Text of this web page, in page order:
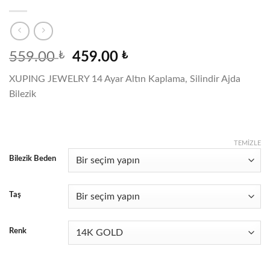
559.00₺
Orijinal
559.00 ₺.
459.00₺Şu
fiyat:
XUPING JEWELRY 14 Ayar Altın Kaplama, Silindir Ajda
Bilezik
Bilezik Beden
Taş
Renk
TEMIZLE